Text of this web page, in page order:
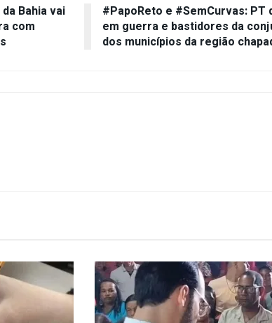
Bahia vai
com
#PapoReto e #SemCurvas: PT
em guerra e bastidores da
dos municípios da região